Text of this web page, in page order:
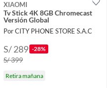
XIAOMI
Tv Stick 4K 8GB Chromecast
Versión Global
Por CITY PHONE STORE S.A.C
S/ 289 -28%
S/ 399
Retira mañana